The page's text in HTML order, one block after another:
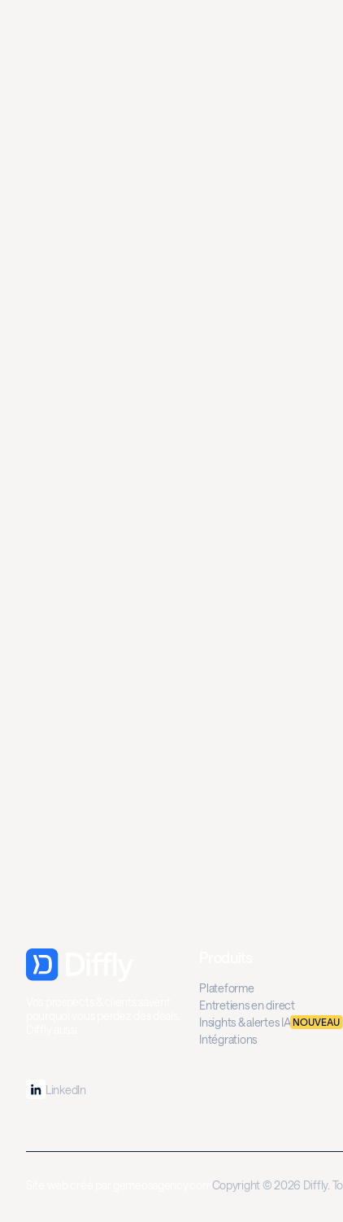
LinkedIn
Plateforme
Entretiens en direct
Insights & alertes IA NOUVEAU
Intégrations
Copyright © 2026 Diffly.